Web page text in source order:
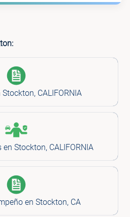
CALIFORNIA
Stockton, CALIFORNIA
en Stockton, CA